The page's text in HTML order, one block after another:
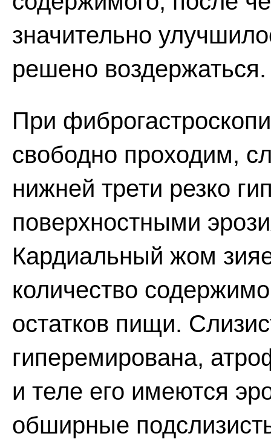
значительно
решено воздержаться.
При
свободно проходим,
нижней трети резко
поверхностными
Кардиальный жом
количество
остатков пищи.
гиперемирована,
и теле его имеются
обширные